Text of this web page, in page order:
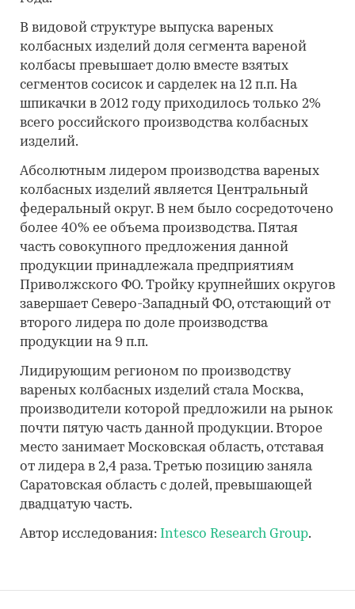
В видовой структуре выпуска вареных
колбасных изделий доля сегмента вареной
колбасы превышает долю вместе взятых
сегментов сосисок и сарделек на 12 п.п. На
шпикачки в 2012 году приходилось только 2%
всего российского производства колбасных
изделий.
Абсолютным лидером производства вареных
колбасных изделий является Центральный
федеральный округ. В нем было сосредоточено
более 40% ее объема производства. Пятая
часть совокупного предложения данной
продукции принадлежала предприятиям
Приволжского ФО. Тройку крупнейших округов
завершает Северо-Западный ФО, отстающий от
второго лидера по доле производства
продукции на 9 п.п.
Лидирующим регионом по производству
вареных колбасных изделий стала Москва,
производители которой предложили на рынок
почти пятую часть данной продукции. Второе
место занимает Московская область, отставая
от лидера в 2,4 раза. Третью позицию заняла
Саратовская область с долей, превышающей
двадцатую часть.
Автор исследования: Intesco Research Group.